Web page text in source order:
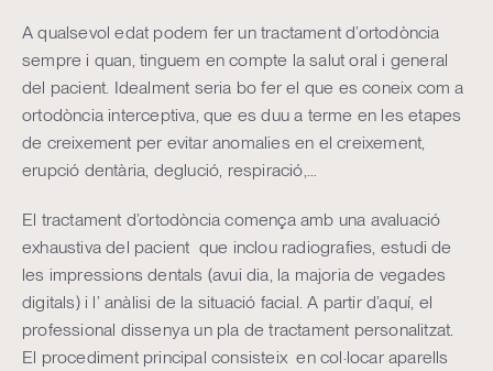
A qualsevol edat podem fer un tractament d’ortodòncia
sempre i quan, tinguem en compte la salut oral i general
del pacient. Idealment seria bo fer el que es coneix com a
ortodòncia interceptiva, que es duu a terme en les etapes
de creixement per evitar anomalies en el creixement,
erupció dentària, deglució, respiració,…
El tractament d’ortodòncia comença amb una avaluació
exhaustiva del pacient que inclou radiografies, estudi de
les impressions dentals (avui dia, la majoria de vegades
digitals) i l’ anàlisi de la situació facial. A partir d’aquí, el
professional dissenya un pla de tractament personalitzat.
El procediment principal consisteix en col·locar aparells